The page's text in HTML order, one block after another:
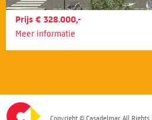
Prijs € 328.000,-
Meer informatie
Copyright © Casadelmar. All